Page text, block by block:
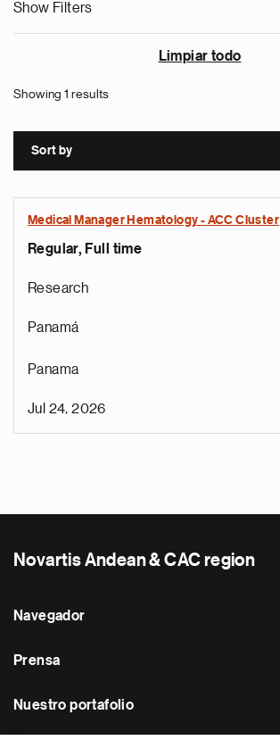
Show Filters
Limpiar todo
Showing 1 results
Sort by
Medical Manager Hematology - ACC Cluster
Regular, Full time
Research
Panamá
Panama
Jul 24, 2026
Novartis Andean & CAC region
Navegador
Prensa
Nuestro portafolio